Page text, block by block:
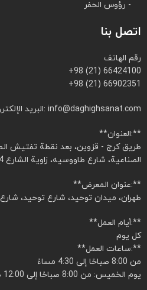
- رؤوس الحفر
اتصل بنا
رقم الهاتف
+98 (21) 66424100
+98 (21) 66902351
البريد الإلكتروني: info@daghighsanat.com
**العنوان:**
طريق كرج - قزوين، بعد نقطة تفتيش
الصناعية، شارع طاووسيه، زاوية الشارع 54
**عنوان المعرض:**
طهران، ميدان توحيد، شارع توحيد، شارع
**أيام العمل:**
كل يوم
**ساعات العمل:**
من 8:00 صباحًا إلى 4:30 مساءً
يوم الخميس: من 8:00 صباحًا إلى 12:00 ظهرًا